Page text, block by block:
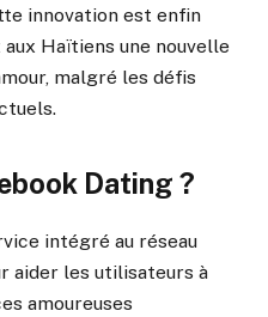
innovation est enfin
Haïtiens une nouvelle
malgré les défis
Dating ?
intégré au réseau
aider les utilisateurs à
amoureuses